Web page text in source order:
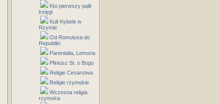
Kto pierwszy palił
księgi
Kult Kybele w
Rzymie
Od Romulusa do
Republiki
Parentalia, Lemuria
Pliniusz St. o Bogu
Religie Cesarstwa
Religie rzymskie
Wczesna religia
rzymska